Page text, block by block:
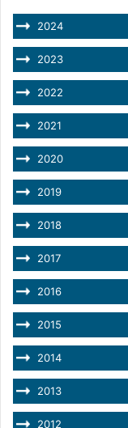
2024
2023
2022
2021
2020
2019
2018
2017
2016
2015
2014
2013
2012